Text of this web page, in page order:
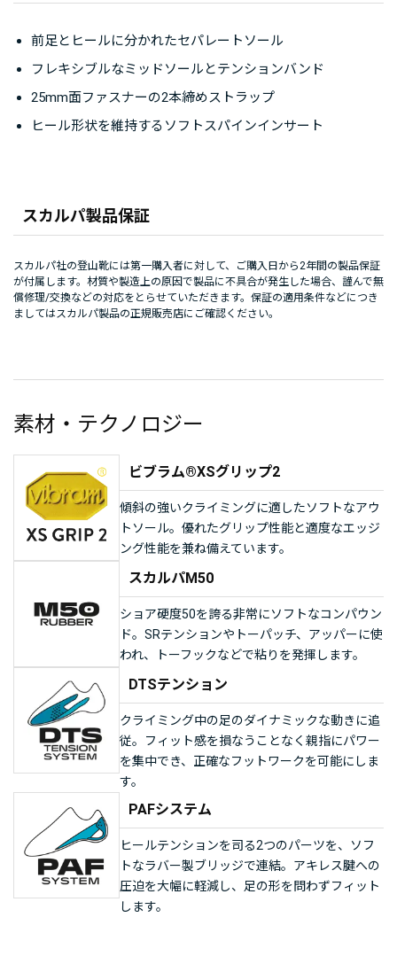
スカルパ製品保証
スカルパ社の登山靴には第一購入者に対して、ご購入日から2年間の製品保証
が付属します。材質や製造上の原因で製品に不具合が発生した場合、謹んで無
償修理/交換などの対応をとらせていただきます。保証の適用条件などにつき
ましてはスカルパ製品の正規販売店にご確認ください。
前足とヒールに分かれたセパレートソール
フレキシブルなミッドソールとテンションバンド
25mm面ファスナーの2本締めストラップ
ヒール形状を維持するソフトスパインインサート
素材・テクノロジー
ビブラム®XSグリップ2
傾斜の強いクライミングに適したソフトなアウ
トソール。優れたグリップ性能と適度なエッジ
ング性能を兼ね備えています。
スカルパM50
ショア硬度50を誇る非常にソフトなコンパウン
ド。SRテンションやトーパッチ、アッパーに使
われ、トーフックなどで粘りを発揮します。
DTSテンション
クライミング中の足のダイナミックな動きに追
従。フィット感を損なうことなく親指にパワー
を集中でき、正確なフットワークを可能にしま
す。
PAFシステム
ヒールテンションを司る2つのパーツを、ソフ
トなラバー製ブリッジで連結。アキレス腱への
圧迫を大幅に軽減し、足の形を問わずフィット
します。